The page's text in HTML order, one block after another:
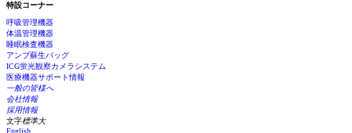
特設コーナー
呼吸管理機器
体温管理機器
睡眠検査機器
アンブ蘇生バッグ
ICG蛍光観察カメラシステム
医療機器サポート情報
一般の皆様へ
会社情報
採用情報
文字標準大